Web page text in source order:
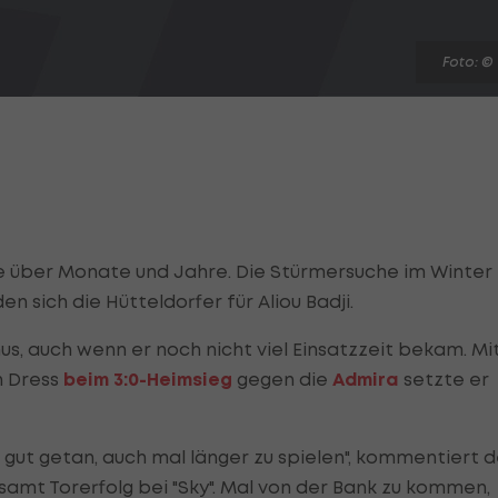
Foto: ©
Monate und Jahre. Die Stürmersuche im Winter
sich die Hütteldorfer für Aliou Badji.
auch wenn er noch nicht viel Einsatzzeit bekam.
beim 3:0-Heimsieg gegen die Admira setzte er
getan, auch mal länger zu spielen", kommentiert
Torerfolg bei "Sky". Mal von der Bank zu kommen,